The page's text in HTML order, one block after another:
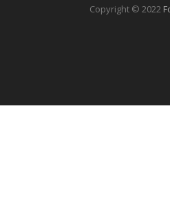
Copyright © 2022